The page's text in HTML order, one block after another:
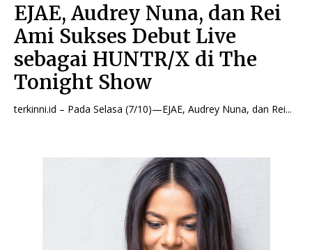
EJAE, Audrey Nuna, dan Rei
Ami Sukses Debut Live
sebagai HUNTR/X di The
Tonight Show
terkinni.id – Pada Selasa (7/10)—EJAE, Audrey Nuna, dan Rei...